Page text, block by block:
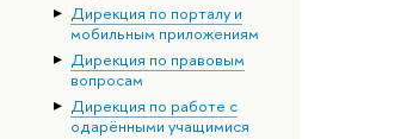
Дирекция по порталу и
мобильным приложениям
Дирекция по правовым
вопросам
Дирекция по работе с
одарёнными учащимися